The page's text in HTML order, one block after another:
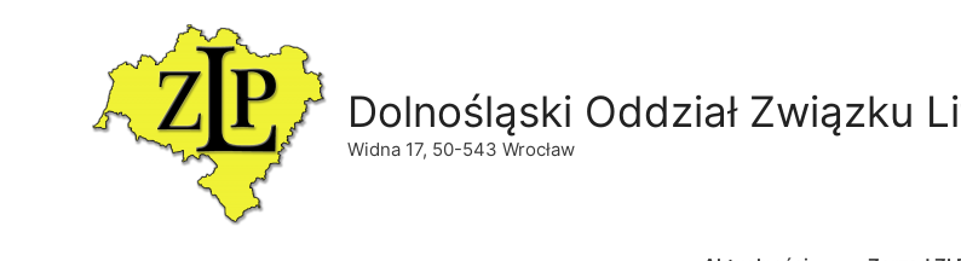
Dolnośląski Oddział Związku
Widna 17, 50-543 Wrocław